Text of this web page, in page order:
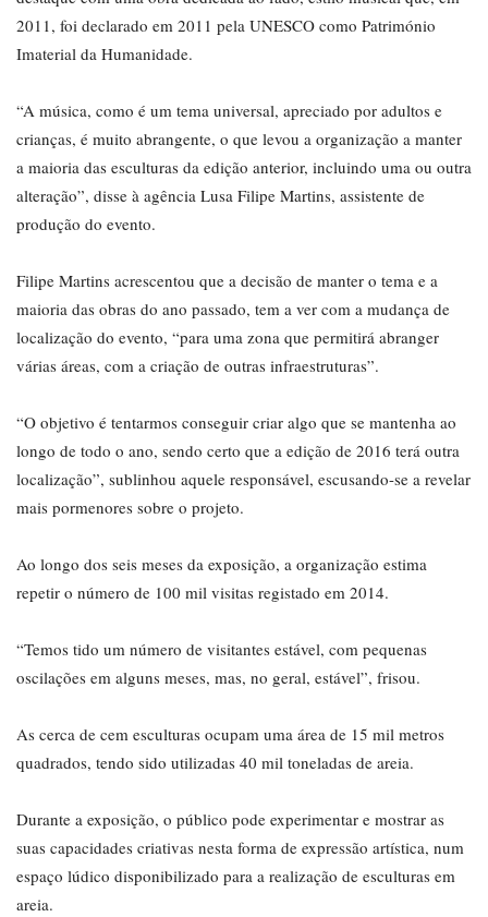
2011, foi declarado em 2011 pela UNESCO como Património
Imaterial da Humanidade.
“A música, como é um tema universal, apreciado por adultos e
crianças, é muito abrangente, o que levou a organização a manter
a maioria das esculturas da edição anterior, incluindo uma ou outra
alteração”, disse à agência Lusa Filipe Martins, assistente de
produção do evento.
Filipe Martins acrescentou que a decisão de manter o tema e a
maioria das obras do ano passado, tem a ver com a mudança de
localização do evento, “para uma zona que permitirá abranger
várias áreas, com a criação de outras infraestruturas”.
“O objetivo é tentarmos conseguir criar algo que se mantenha ao
longo de todo o ano, sendo certo que a edição de 2016 terá outra
localização”, sublinhou aquele responsável, escusando-se a revelar
mais pormenores sobre o projeto.
Ao longo dos seis meses da exposição, a organização estima
repetir o número de 100 mil visitas registado em 2014.
“Temos tido um número de visitantes estável, com pequenas
oscilações em alguns meses, mas, no geral, estável”, frisou.
As cerca de cem esculturas ocupam uma área de 15 mil metros
quadrados, tendo sido utilizadas 40 mil toneladas de areia.
Durante a exposição, o público pode experimentar e mostrar as
suas capacidades criativas nesta forma de expressão artística, num
espaço lúdico disponibilizado para a realização de esculturas em
areia.